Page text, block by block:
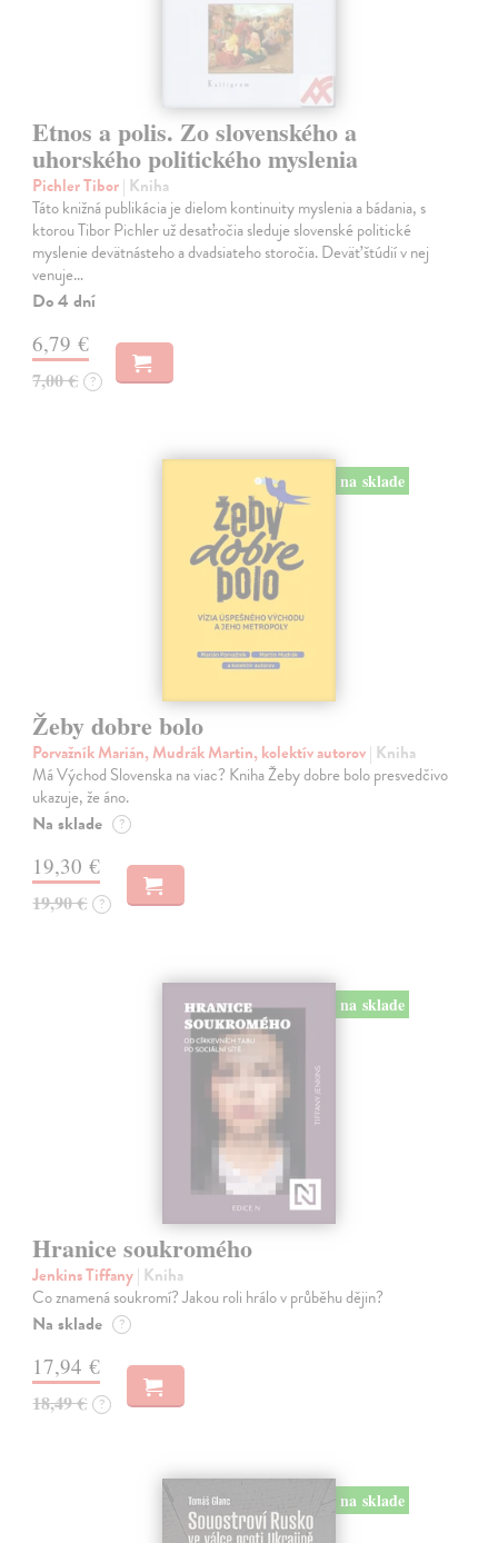
Etnos a polis. Zo slovenského a
uhorského politického myslenia
Pichler Tibor| Kniha
Táto knižná publikácia je dielom kontinuity myslenia a bádania, s
ktorou Tibor Pichler už desaťročia sleduje slovenské politické
myslenie devätnásteho a dvadsiateho storočia. Deväť štúdií v nej
venuje…
Do 4 dní
6,79 €
7,00 € ?
na sklade
Žeby dobre bolo
Porvažník Marián, Mudrák Martin, kolektív autorov| Kniha
Má Východ Slovenska na viac? Kniha Žeby dobre bolo presvedčivo
ukazuje, že áno.
Na sklade ?
19,30 €
19,90 € ?
na sklade
Hranice soukromého
Jenkins Tiffany| Kniha
Co znamená soukromí? Jakou roli hrálo v průběhu dějin?
Na sklade ?
17,94 €
18,49 € ?
na sklade